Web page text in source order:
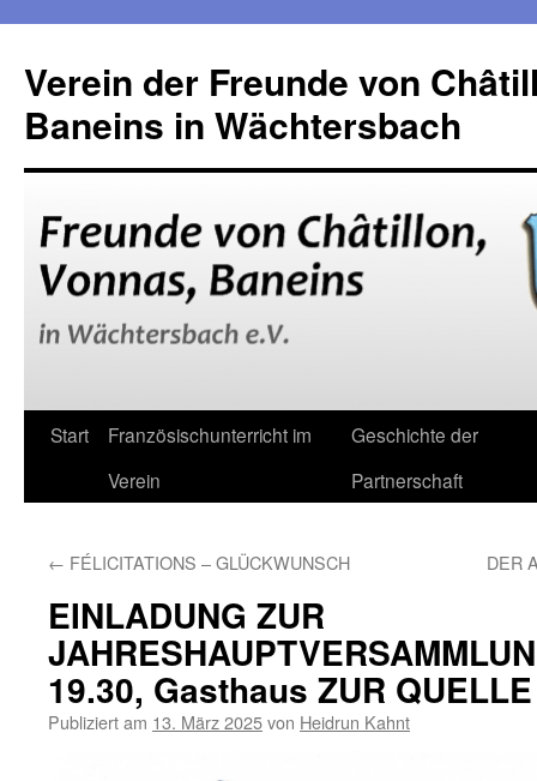
Verein der Freunde von
Baneins in Wächtersbach
Zum
Start
Französischunterricht im
Verein
Geschichte der
Partnerschaft
← FÉLICITATIONS – GLÜCKWUNSCH DER
EINLADUNG ZUR
19.30, Gasthaus ZUR QUELLE
Publiziert am 13. März 2025von Heidrun Kahnt